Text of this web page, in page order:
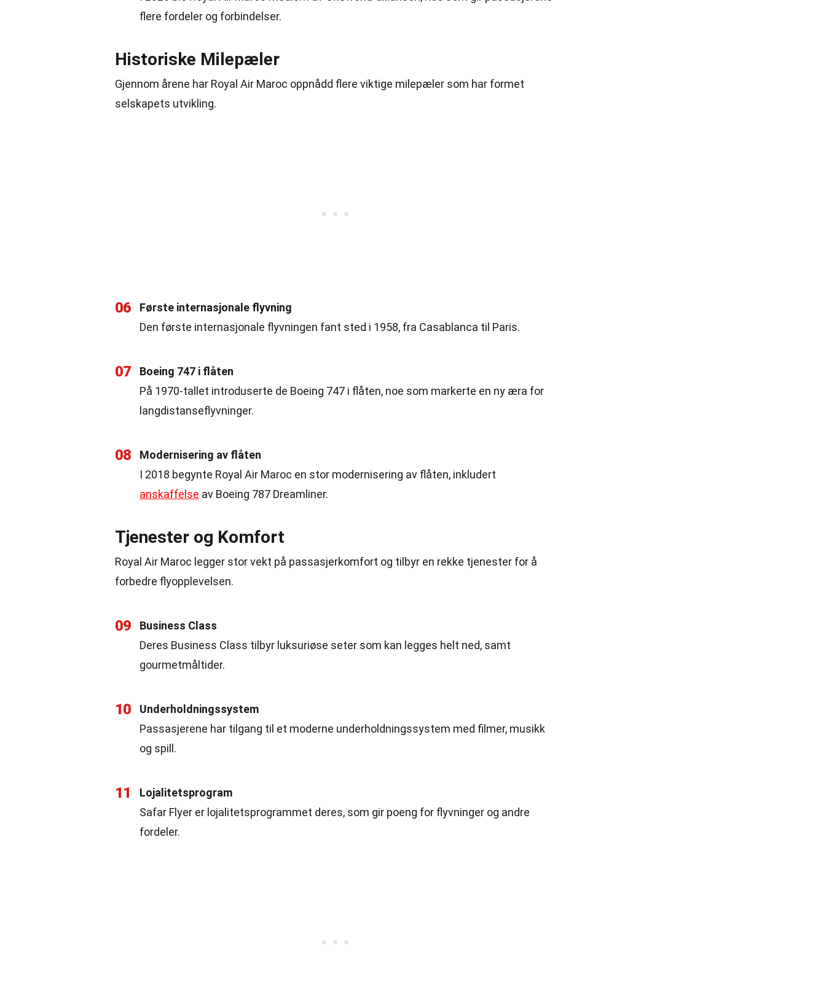
flere fordeler og forbindelser.
Historiske Milepæler
Gjennom årene har Royal Air Maroc oppnådd flere viktige milepæler som har formet
selskapets utvikling.
06
Første internasjonale flyvning
Den første internasjonale flyvningen fant sted i 1958, fra Casablanca til Paris.
07
Boeing 747 i flåten
På 1970-tallet introduserte de Boeing 747 i flåten, noe som markerte en ny æra for
langdistanseflyvninger.
08
Modernisering av flåten
I 2018 begynte Royal Air Maroc en stor modernisering av flåten, inkludert
anskaffelse av Boeing 787 Dreamliner.
Tjenester og Komfort
Royal Air Maroc legger stor vekt på passasjerkomfort og tilbyr en rekke tjenester for å
forbedre flyopplevelsen.
09
Business Class
Deres Business Class tilbyr luksuriøse seter som kan legges helt ned, samt
gourmetmåltider.
10
Underholdningssystem
Passasjerene har tilgang til et moderne underholdningssystem med filmer, musikk
og spill.
11
Lojalitetsprogram
Safar Flyer er lojalitetsprogrammet deres, som gir poeng for flyvninger og andre
fordeler.